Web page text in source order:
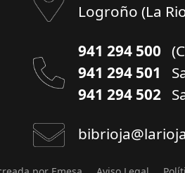
Logroño (La
941 294 500
941 294 501
941 294 502